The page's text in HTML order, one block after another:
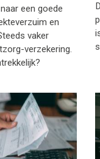
een goede
en
vaker
verzekering.